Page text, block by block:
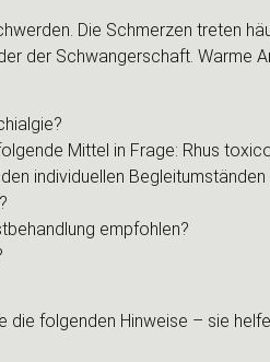
Die Schmerzen treten
der Schwangerschaft. Warme
Mittel in Frage: Rhus
individuellen Begleitumständen
empfohlen?
folgenden Hinweise – sie